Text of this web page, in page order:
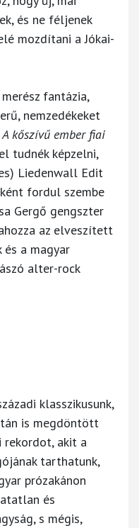
és ne féljenek
mozdítani a Jókai-
fantázia,
nemzedékeket
A kőszívű ember fiai
tudnék képzelni,
Liedenwall Edit
fordul szembe
Gergő gengszter
az elveszített
és a magyar
alter-rock
klasszikusunk,
is megdöntött
akit a
tarthatunk,
prózakánon
és
s mégis,